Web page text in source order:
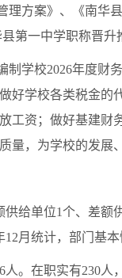
方案》、《南华
第一中学职称晋
制学校2026年度财
好学校各类税金
工资；做好基建
，为学校的发展
供给单位1个、差额
12月统计，部门基本
人。在职实有230人